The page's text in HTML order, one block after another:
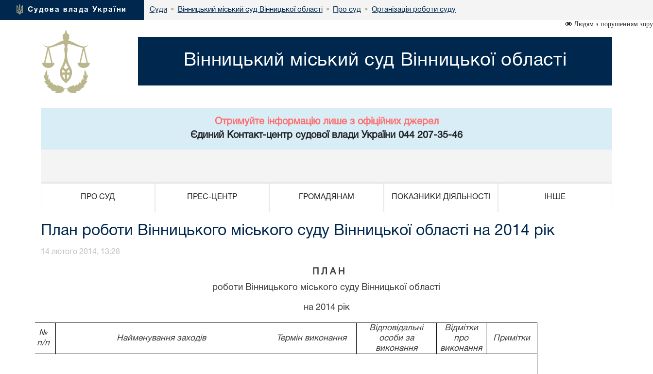
Судова влада України Суди • Вінницький міський суд Вінницької області • Про суд • Організація роботи суду
Людям з порушенням зору
Вінницький міський суд Вінницької області
Отримуйте інформацію лише з офіційних джерел
Єдиний Контакт-центр судової влади України 044 207-35-46
ПРО СУД ПРЕС-ЦЕНТР ГРОМАДЯНАМ ПОКАЗНИКИ ДІЯЛЬНОСТІ ІНШЕ
План роботи Вінницького міського суду Вінницької області на 2014 рік
14 лютого 2014, 13:28
П Л А Н
роботи Вінницького міського суду Вінницької області
на 201 4рік
№
п/п
Найменування заходів Термін виконання
Відповідальні
особи за
виконання
Відмітки
про
виконання
Примітки